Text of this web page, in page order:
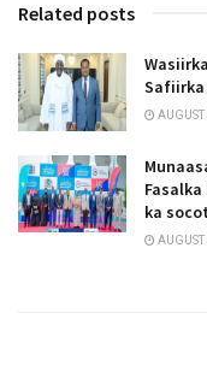
Related posts
Safiirka
ka